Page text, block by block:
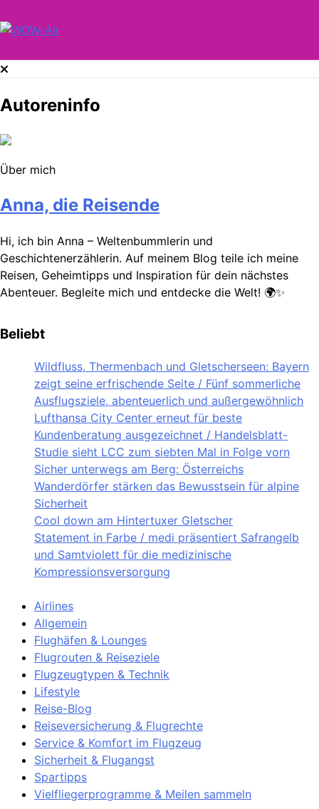
to
WOW-Air
Autoreninfo
Über mich
Anna, die Reisende
Hi, ich bin Anna – Weltenbummlerin und
Geschichtenerzählerin. Auf meinem Blog teile ich meine
Reisen, Geheimtipps und Inspiration für dein nächstes
Abenteuer. Begleite mich und entdecke die Welt! 🌍✨
Beliebt
Wildfluss, Thermenbach und Gletscherseen: Bayern
zeigt seine erfrischende Seite / Fünf sommerliche
Ausflugsziele, abenteuerlich und außergewöhnlich
Lufthansa City Center erneut für beste
Kundenberatung ausgezeichnet / Handelsblatt-
Studie sieht LCC zum siebten Mal in Folge vorn
Sicher unterwegs am Berg: Österreichs
Wanderdörfer stärken das Bewusstsein für alpine
Sicherheit
Cool down am Hintertuxer Gletscher
Statement in Farbe / medi präsentiert Safrangelb
und Samtviolett für die medizinische
Kompressionsversorgung
Airlines
Allgemein
Flughäfen & Lounges
Flugrouten & Reiseziele
Flugzeugtypen & Technik
Lifestyle
Reise-Blog
Reiseversicherung & Flugrechte
Service & Komfort im Flugzeug
Sicherheit & Flugangst
Spartipps
Vielfliegerprogramme & Meilen sammeln